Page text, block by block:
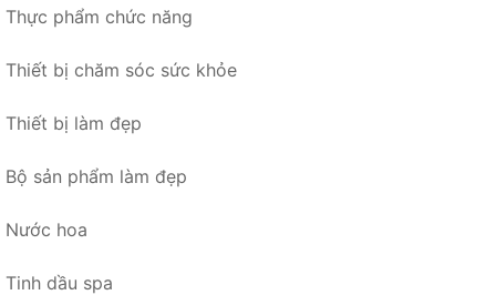
Thực phẩm chức năng
Thiết bị chăm sóc sức khỏe
Thiết bị làm đẹp
Bộ sản phẩm làm đẹp
Nước hoa
Tinh dầu spa